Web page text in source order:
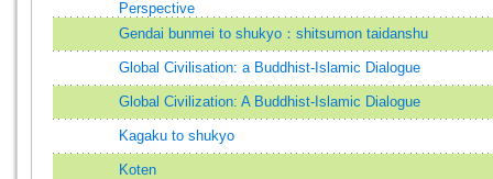
Perspective
Gendai bunmei to shukyo：shitsumon taidanshu
Global Civilisation: a Buddhist-Islamic Dialogue
Global Civilization: A Buddhist-Islamic Dialogue
Kagaku to shukyo
Koten